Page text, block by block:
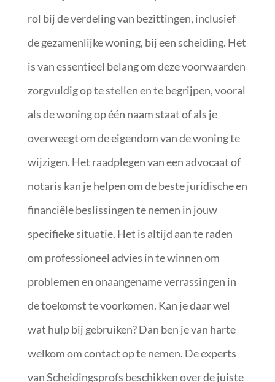
rol bij de verdeling van bezittingen, inclusief
de gezamenlijke woning, bij een scheiding. Het
is van essentieel belang om deze voorwaarden
zorgvuldig op te stellen en te begrijpen, vooral
als de woning op één naam staat of als je
overweegt om de eigendom van de woning te
wijzigen. Het raadplegen van een advocaat of
notaris kan je helpen om de beste juridische en
financiële beslissingen te nemen in jouw
specifieke situatie. Het is altijd aan te raden
om professioneel advies in te winnen om
problemen en onaangename verrassingen in
de toekomst te voorkomen. Kan je daar wel
wat hulp bij gebruiken? Dan ben je van harte
welkom om contact op te nemen. De experts
van Scheidingsprofs beschikken over de juiste